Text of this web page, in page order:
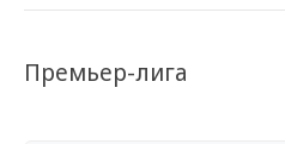
Премьер-лига